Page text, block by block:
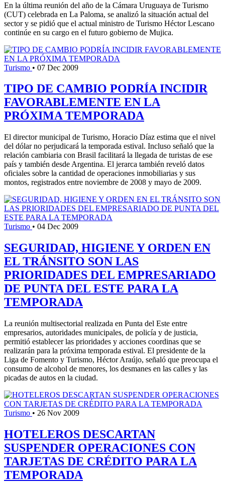
En la última reunión del año de la Cámara Uruguaya de Turismo
(CUT) celebrada en La Paloma, se analizó la situación actual del
sector y se pidió que el actual ministro de Turismo Héctor Lescano
continúe en su cargo en el futuro gobierno de Mujica.
Turismo • 07 Dec 2009
TIPO DE CAMBIO PODRÍA INCIDIR
FAVORABLEMENTE EN LA
PRÓXIMA TEMPORADA
El director municipal de Turismo, Horacio Díaz estima que el nivel
del dólar no perjudicará la temporada estival. Incluso señaló que la
relación cambiaria con Brasil facilitará la llegada de turistas de ese
país y también desde Argentina. El jerarca también reveló datos
oficiales sobre la cantidad de operaciones inmobiliarias y sus
montos, registrados entre noviembre de 2008 y mayo de 2009.
Turismo • 04 Dec 2009
SEGURIDAD, HIGIENE Y ORDEN EN
EL TRÁNSITO SON LAS
PRIORIDADES DEL EMPRESARIADO
DE PUNTA DEL ESTE PARA LA
TEMPORADA
La reunión multisectorial realizada en Punta del Este entre
empresarios, autoridades municipales, de policía y de justicia,
permitió establecer las prioridades y acciones coordinas que se
realizarán para la próxima temporada estival. El presidente de la
Liga de Fomento y Turismo, Héctor Araújo, señaló que preocupa el
consumo de alcohol de menores, los desmanes en las calles y las
picadas de autos en la ciudad.
Turismo • 26 Nov 2009
HOTELEROS DESCARTAN
SUSPENDER OPERACIONES CON
TARJETAS DE CRÉDITO PARA LA
TEMPORADA